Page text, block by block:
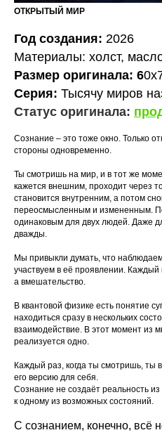
ОТКРЫТЫЙ МИР
Год создания: 2026
Материалы: холст,
Размер оригинала: 6
Серия: Тысячу миров
Статус оригинала:
Сознание – это тоже окно. Только
стороны одновременно.
Ты смотришь на мир, и в тот же
кажется внешним, проходит через
становится внутренним, а потом
переосмысленным и измененным.
одинаковым для двух людей. Даже
дважды.
Мы привыкли думать, что
участвуем в её проявлении. Каждый
а вмешательство.
В квантовой физике есть понятие
находиться сразу в нескольких
взаимодействие. В этот момент из
реализуется одно.
Каждый раз, когда ты смотришь,
его версию для себя.
Сознание не создаёт реальность
к одному из возможных состояний.
С сознанием, конечно, всё